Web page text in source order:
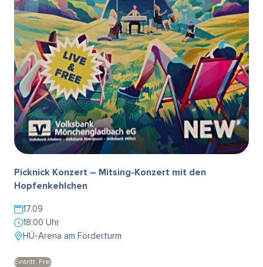
Picknick Konzert – Mitsing-Konzert mit den
Hopfenkehlchen
17.09
18:00 Uhr
HÜ-Arena am Förderturm
Eintritt: Frei